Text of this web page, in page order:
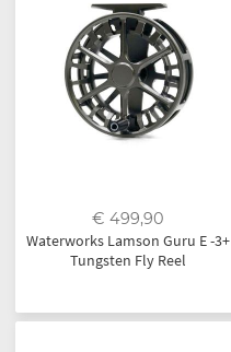
€ 499,90
Waterworks Lamson Guru E -3+
Tungsten Fly Reel